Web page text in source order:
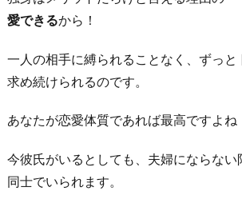
い
相
手
家
の
問
愛できるから！
一人の相手に縛られることなく、ずっと
求め続けられるのです。
あなたが恋愛体質であれば最高ですよね
今彼氏がいるとしても、夫婦にならない
同士でいられます。